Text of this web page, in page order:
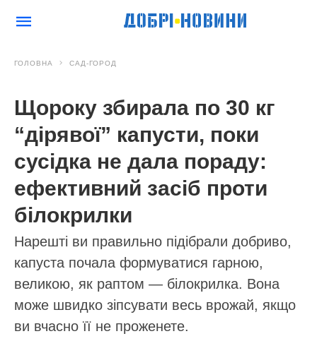
ГОЛОВНА САД-ГОРОД
Щороку збирала по 30 кг
“дірявої” капусти, поки
сусідка не дала пораду:
ефективний засіб проти
білокрилки
Нарешті ви правильно підібрали добриво,
капуста почала формуватися гарною,
великою, як раптом — білокрилка. Вона
може швидко зіпсувати весь врожай, якщо
ви вчасно її не проженете.